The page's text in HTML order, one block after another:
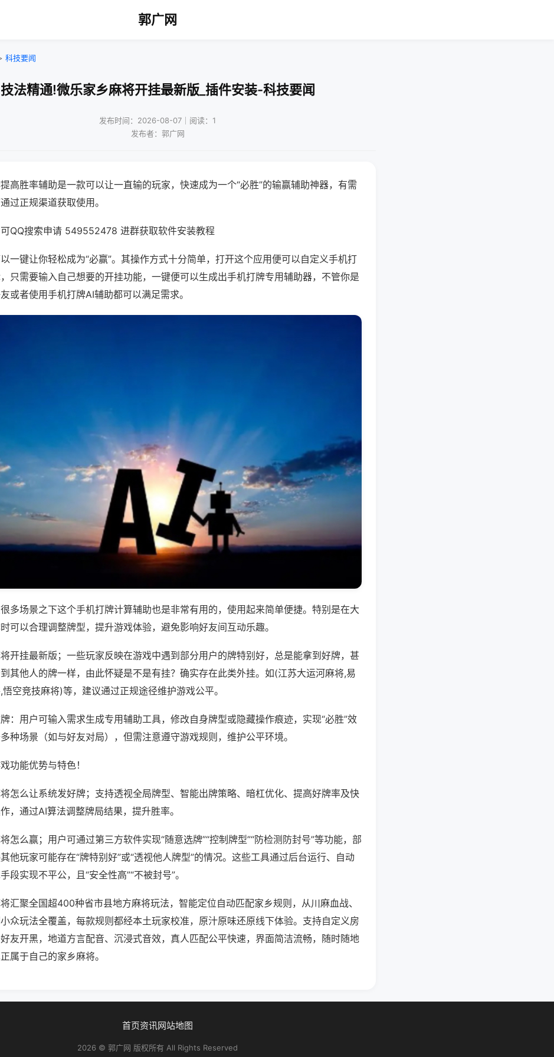
郭广网
科技要闻
技法精通!微乐家乡麻将开挂最新版_插件安装-科技要闻
发布时间：2026-08-07｜阅读：1
发布者：郭广网
高胜率辅助是一款可以让一直输的玩家，快速成为一个“必胜”的输赢辅助神器，有需
过正规渠道获取使用。
QQ搜索申请 549552478 进群获取软件安装教程
一键让你轻松成为“必赢”。其操作方式十分简单，打开这个应用便可以自定义手机打
只需要输入自己想要的开挂功能，一键便可以生成出手机打牌专用辅助器，不管你是
或者使用手机打牌AI辅助都可以满足需求。
多场景之下这个手机打牌计算辅助也是非常有用的，使用起来简单便捷。特别是在大
可以合理调整牌型，提升游戏体验，避免影响好友间互动乐趣。
开挂最新版；一些玩家反映在游戏中遇到部分用户的牌特别好，总是能拿到好牌，甚
其他人的牌一样，由此怀疑是不是有挂？确实存在此类外挂。如(江苏大运河麻将,易
空竞技麻将)等，建议通过正规途径维护游戏公平。
：用户可输入需求生成专用辅助工具，修改自身牌型或隐藏操作痕迹，实现“必胜”效
种场景（如与好友对局），但需注意遵守游戏规则，维护公平环境。
功能优势与特色！
怎么让系统发好牌；支持透视全局牌型、智能出牌策略、暗杠优化、提高好牌率及快
，通过AI算法调整牌局结果，提升胜率。
怎么赢；用户可通过第三方软件实现“随意选牌”“控制牌型”“防检测防封号”等功能，部
他玩家可能存在“牌特别好”或“透视他人牌型”的情况。这些工具通过后台运行、自动
段实现不平公，且“安全性高”“不被封号”。
汇聚全国超400种省市县地方麻将玩法，智能定位自动匹配家乡规则，从川麻血战、
众玩法全覆盖，每款规则都经本土玩家校准，原汁原味还原线下体验。支持自定义房
友开黑，地道方言配音、沉浸式音效，真人匹配公平快速，界面简洁流畅，随时随地
属于自己的家乡麻将。
首页资讯网站地图
2026 © 郭广网 版权所有 All Rights Reserved